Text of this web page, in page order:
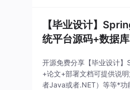
【毕业设计】
统平台源码+数据
开源免费分享【毕业设计
+论文+部署文档可提供说
者Java或者.NET）等等*功